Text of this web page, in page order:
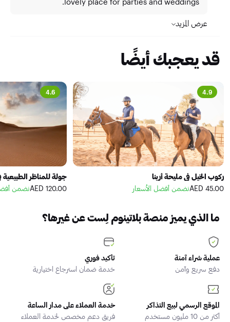
عرض المزيد
قد يعجبك أيضًا
4.9
ركوب الخيل في مليحة أرينا
45.00 AED
نضمن أفضل الأسعار
4.6
جولة للمناظر
120.00 AED
نضمن
ما الذي يميز منصة بلاتينوم لِست عن غيرها؟
عملية شراء آمنة
دفع سريع وآمن
تأكيد فوري
خدمة ضمان استرجاع اختيارية
الموقع الرسمي لبيع التذاكر
أكثر من 10 مليون مستخدم
خدمة العملاء على مدار الساعة
فريق دعم مخصص لخدمة العملاء